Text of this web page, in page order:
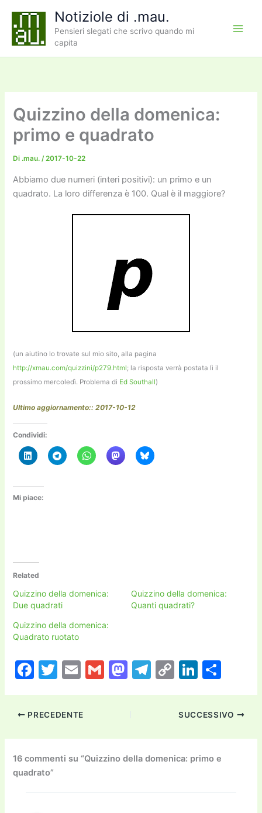
contenuto
Notiziole di .mau.
Pensieri slegati che scrivo quando mi
capita
Quizzino della domenica:
primo e quadrato
Di .mau./2017-10-22
Abbiamo due numeri (interi positivi): un primo e un
quadrato. La loro differenza è 100. Qual è il maggiore?
(un aiutino lo trovate sul mio sito, alla pagina
http://xmau.com/quizzini/p279.html; la risposta verrà postata lì il
prossimo mercoledì. Problema di Ed Southall)
Ultimo aggiornamento:: 2017-10-12
Condividi:
Mi piace:
Related
Quizzino della domenica:
Due quadrati
Quizzino della domenica:
Quanti quadrati?
Quizzino della domenica:
Quadrato ruotato
F
c
b
o
o
k
T
itt
E
ai
G
M
d
o
T
a
m
C
p
y
Li
n
Li
k
dI
n
n
vi
PRECEDENTE SUCCESSIVO
16 commenti su “Quizzino della domenica: primo e
quadrato”